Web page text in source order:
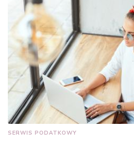
SERWIS PODATKOWY